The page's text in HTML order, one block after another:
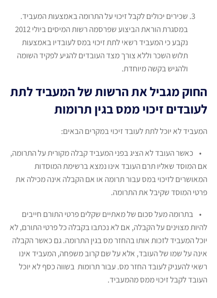
שכירים יכולים לקבל זיכוי על התרומה באמצעות המעביד.
במסגרת הוראת הביצוע שפרסמה רשות המיסים ביולי 2012
נקבע כי המעביד רשאי לתת זיכוי במס לעובדיו באמצעות
תלוש השכר וללא צורך מצד העובדים להגיע לפקיד השומה
ולהגיש בקשה מיוחדת.
החוק מגביל את הרשות של המעביד לתת
לעובדים זיכוי ממס בגין תרומות
המעביד לא יוכל לתת לעובד זיכוי במקרים הבאים:
• כאשר העובד לא הציג בפני המעביד קבלה מקורית על התרומה,
אם המוסד שאליו תרם העובד אינו נמצא ברשימת המוסדות
המאושרים לזיכוי במס עבור תרומה או אם הקבלה אינה מכילה את
פרטי המוסד שקיבל את התרומה.
• בתרומה מעל סכום של מאתיים שקלים פרטי התורם חייבים
להיות מצוינים על הקבלה, אם לא נכתבו בקבלה כל פרטי התורם, לא
יוכל המעביד לזכות אותו בהחזר מס בגין התרומה. גם כאשר הקבלה
אינה על שמו של העובד, אלא על שם קרוב משפחה, המעביד אינו
רשאי להעניק לעובד החזר מס. עבור תרומות בשווה כסף לא יוכל
העובד לקבל זיכוי ממס מהמעביד.